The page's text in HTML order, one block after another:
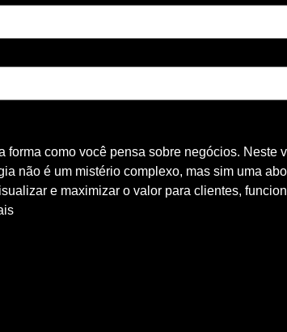
como você pensa sobre negócios. Neste
não é um mistério complexo, mas sim uma
e maximizar o valor para clientes,